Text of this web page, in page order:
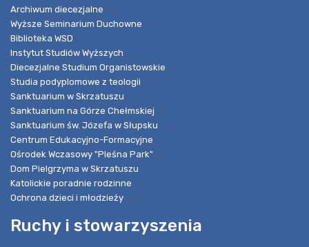
Archiwum diecezjalne
Wyższe Seminarium Duchowne
Biblioteka WSD
Instytut Studiów Wyższych
Diecezjalne Studium Organistowskie
Studia podyplomowe z teologii
Sanktuarium w Skrzatuszu
Sanktuarium na Górze Chełmskiej
Sanktuarium św. Józefa w Słupsku
Centrum Edukacyjno-Formacyjne
Ośrodek Wczasowy "Pleśna Park"
Dom Pielgrzyma w Skrzatuszu
Katolickie poradnie rodzinne
Ochrona dzieci i młodzieży
Ruchy i stowarzyszenia